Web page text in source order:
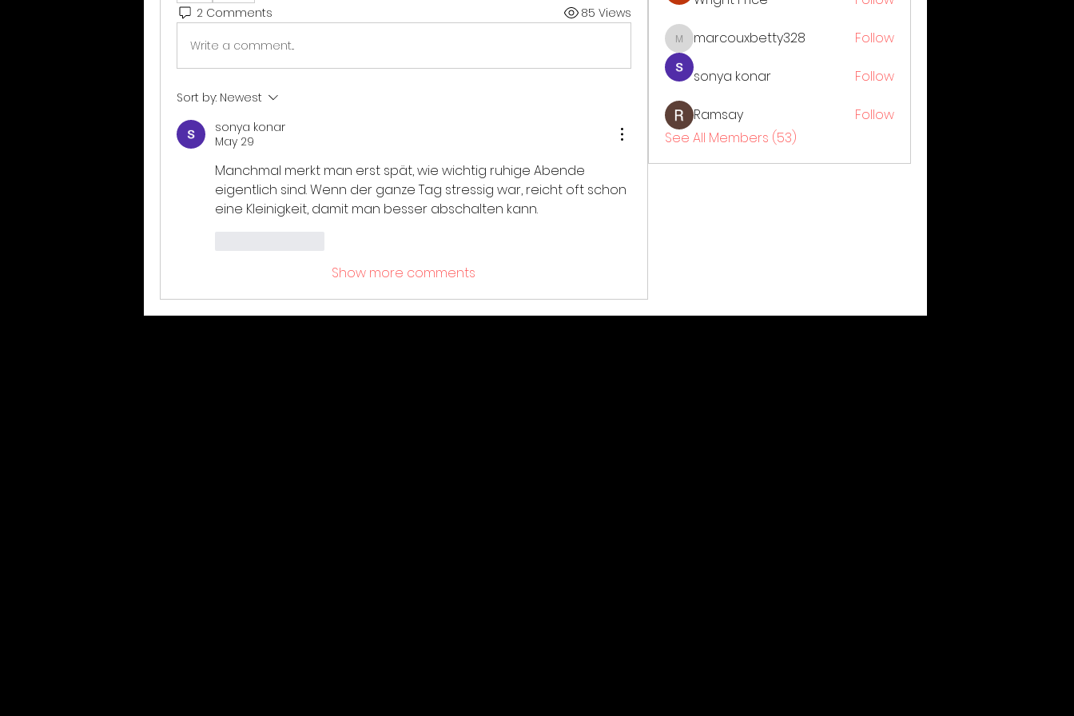
2 Comments 85 Views
Write a comment...
Sort by: Newest
sonya konar
May 29
Manchmal merkt man erst spät, wie wichtig ruhige Abende
eigentlich sind. Wenn der ganze Tag stressig war, reicht oft schon
eine Kleinigkeit, damit man besser abschalten kann.
Show more comments
marcouxbetty328
marcouxbetty328 Follow
sonya konar Follow
Ramsay
Follow
See All Members (53)